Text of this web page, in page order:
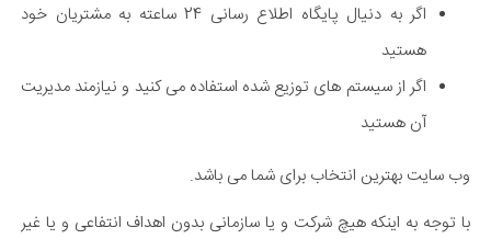
اگر به دنیال پایگاه اطلاع رسانی 24 ساعته به مشتریان خود
هستید
اگر از سیستم های توزیع شده استفاده می کنید و نیازمند مدیریت
آن هستید
وب سایت بهترین انتخاب برای شما می باشد.
با توجه به اینکه هیچ شرکت و یا سازمانی بدون اهداف انتفاعی و یا غیر